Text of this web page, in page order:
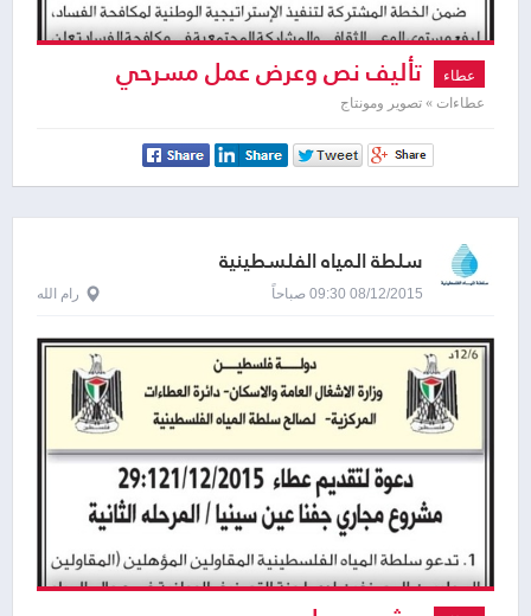
عطاء تأليف نص وعرض عمل مسرحي
عطاءات » تصوير ومونتاج
سلطة المياه الفلسطينية
08/12/2015 09:30 صباحاً رام الله